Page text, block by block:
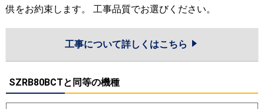
供をお約束します。 工事品質でお選びください。
工事について詳しくはこちら
SZRB80BCTと同等の機種